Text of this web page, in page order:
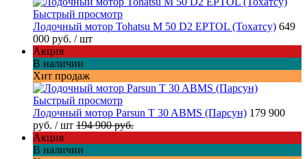
Быстрый просмотр
Лодочный мотор Tohatsu M 50 D2 EPTOL (Тохатсу) 649
000 руб. / шт
Акция
В наличии
Хит продаж
Быстрый просмотр
Лодочный мотор Parsun T 30 ABMS (Парсун) 179 900
руб. / шт 194 900 руб.
Акция
В наличии